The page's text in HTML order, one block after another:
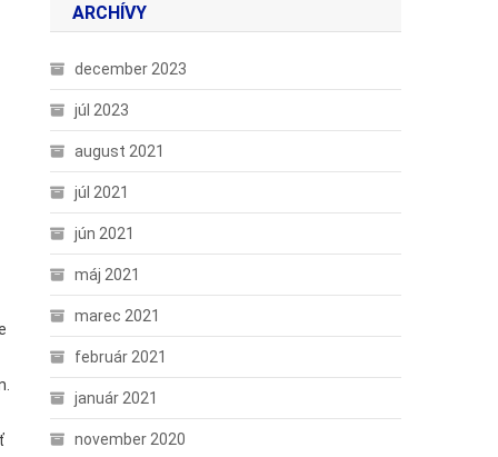
ARCHÍVY
december 2023
júl 2023
august 2021
júl 2021
jún 2021
máj 2021
marec 2021
február 2021
január 2021
november 2020